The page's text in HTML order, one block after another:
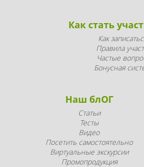
Как стать
Как
Правила
Частые
Бонусная
Наш блОГ
Статьи
Тесты
Видео
Посетить самостоятельно
Виртуальные экскурсии
Промопродукция